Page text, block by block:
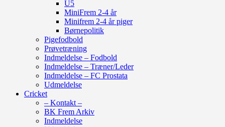
U5
MiniFrem 2-4 år
Minifrem 2-4 år piger
Børnepolitik
Pigefodbold
Prøvetræning
Indmeldelse – Fodbold
Indmeldelse – Træner/Leder
Indmeldelse – FC Prostata
Udmeldelse
Cricket
– Kontakt –
BK Frem Arkiv
Indmeldelse